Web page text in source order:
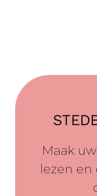
Maak
lezen en